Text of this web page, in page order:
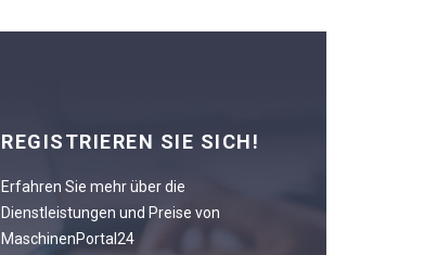
REGISTRIEREN SIE SICH!
Erfahren Sie mehr über die
Dienstleistungen und Preise von
MaschinenPortal24